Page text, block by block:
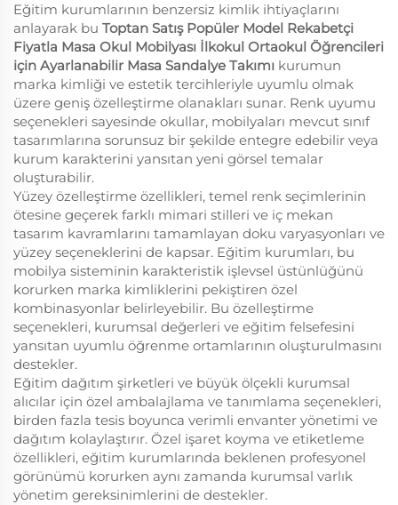
Eğitim kurumlarının benzersiz kimlik ihtiyaçlarını
anlayarak bu Toptan Satış Popüler Model Rekabetçi
Fiyatla Masa Okul Mobilyası İlkokul Ortaokul Öğrencileri
için Ayarlanabilir Masa Sandalye Takımı kurumun
marka kimliği ve estetik tercihleriyle uyumlu olmak
üzere geniş özelleştirme olanakları sunar. Renk uyumu
seçenekleri sayesinde okullar, mobilyaları mevcut sınıf
tasarımlarına sorunsuz bir şekilde entegre edebilir veya
kurum karakterini yansıtan yeni görsel temalar
oluşturabilir.
Yüzey özelleştirme özellikleri, temel renk seçimlerinin
ötesine geçerek farklı mimari stilleri ve iç mekan
tasarım kavramlarını tamamlayan doku varyasyonları ve
yüzey seçeneklerini de kapsar. Eğitim kurumları, bu
mobilya sisteminin karakteristik işlevsel üstünlüğünü
korurken marka kimliklerini pekiştiren özel
kombinasyonlar belirleyebilir. Bu özelleştirme
seçenekleri, kurumsal değerleri ve eğitim felsefesini
yansıtan uyumlu öğrenme ortamlarının oluşturulmasını
destekler.
Eğitim dağıtım şirketleri ve büyük ölçekli kurumsal
alıcılar için özel ambalajlama ve tanımlama seçenekleri,
birden fazla tesis boyunca verimli envanter yönetimi ve
dağıtım kolaylaştırır. Özel işaret koyma ve etiketleme
özellikleri, eğitim kurumlarında beklenen profesyonel
görünümü korurken aynı zamanda kurumsal varlık
yönetim gereksinimlerini de destekler.